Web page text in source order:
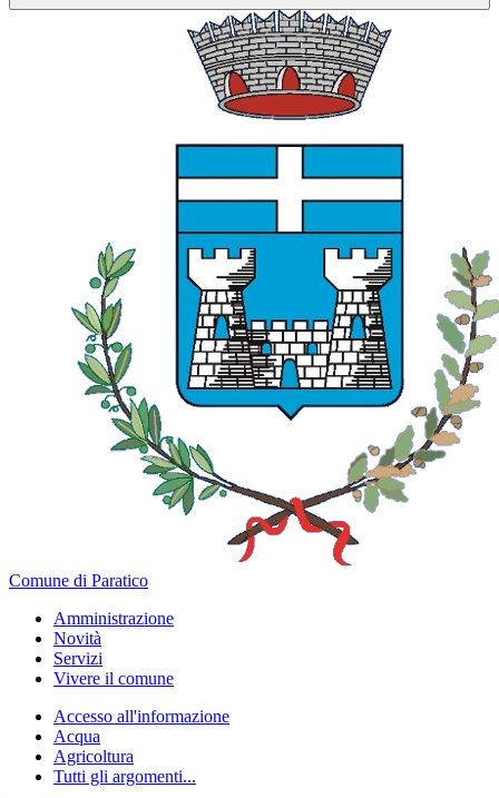
Comune di Paratico
Amministrazione
Novità
Servizi
Vivere il comune
Accesso all'informazione
Acqua
Agricoltura
Tutti gli argomenti...